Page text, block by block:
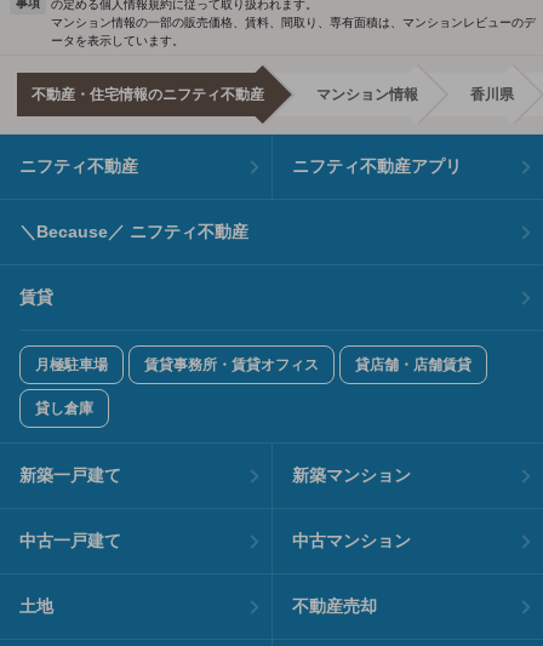
事項
の定める個人情報規約に従って取り扱われます。
マンション情報の一部の販売価格、賃料、間取り、専有面積は、マンションレビューのデ
ータを表示しています。
不動産・住宅情報のニフティ不動産 マンション情報 香川県
ニフティ不動産 ニフティ不動産アプリ
＼Because／ ニフティ不動産
賃貸
月極駐車場 賃貸事務所・賃貸オフィス 貸店舗・店舗賃貸
貸し倉庫
新築一戸建て 新築マンション
中古一戸建て 中古マンション
土地 不動産売却